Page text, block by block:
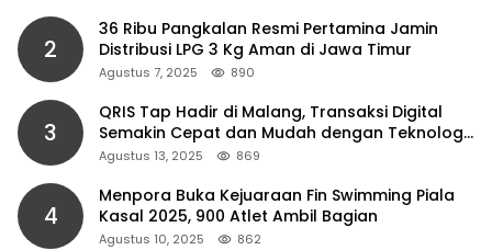
2
36 Ribu Pangkalan Resmi Pertamina Jamin
Distribusi LPG 3 Kg Aman di Jawa Timur
Agustus 7, 2025 890
3
QRIS Tap Hadir di Malang, Transaksi Digital
Semakin Cepat dan Mudah dengan Teknologi
NFC
Agustus 13, 2025 869
4
Menpora Buka Kejuaraan Fin Swimming Piala
Kasal 2025, 900 Atlet Ambil Bagian
Agustus 10, 2025 862